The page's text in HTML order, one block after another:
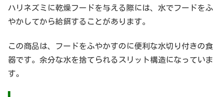
ハリネズミに乾燥フードを与える際には、水でフードをふ
やかしてから給餌することがあります。
この商品は、フードをふやかすのに便利な水切り付きの食
器です。余分な水を捨てられるスリット構造になっていま
す。